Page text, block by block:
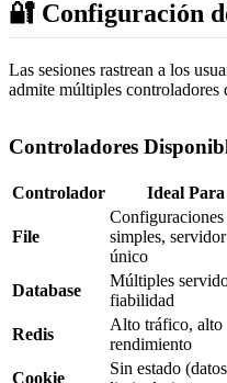
🔐 Configuración
Las sesiones rastrean a los
admite múltiples controladores
Controladores
Controlador Ideal Para
File
Configuraciones
simples, servidor
único
Database
Múltiples
fiabilidad
Redis
Alto tráfico, alto
rendimiento
Cookie
Sin estado (datos